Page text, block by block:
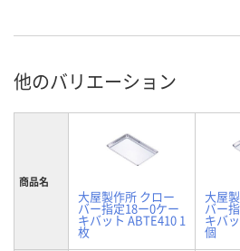
他のバリエーション
商品名
大屋製作所 クロー
バー指定18ー0ケー
キバット ABTE410 1
枚
大屋
バー
キバ
個